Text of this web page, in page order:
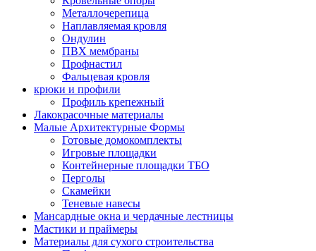
Металлочерепица
Наплавляемая кровля
Ондулин
ПВХ мембраны
Профнастил
Фальцевая кровля
крюки и профили
Профиль крепежный
Лакокрасочные материалы
Малые Архитектурные Формы
Готовые домокомплекты
Игровые площадки
Контейнерные площадки ТБО
Перголы
Скамейки
Теневые навесы
Мансардные окна и чердачные лестницы
Мастики и праймеры
Материалы для сухого строительства